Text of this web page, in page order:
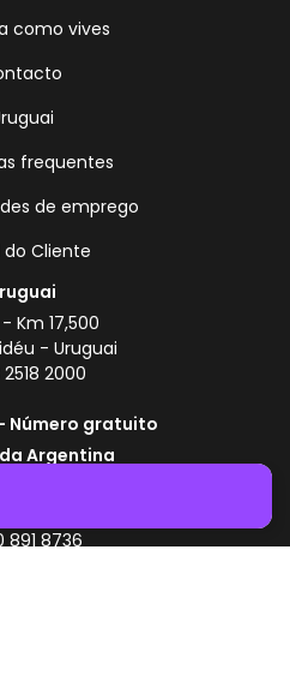
como vives
frequentes
de emprego
do Cliente
Km 17,500
- Uruguai
2000
Número gratuito
Argentina
891 8736do seu negócio. Entre em